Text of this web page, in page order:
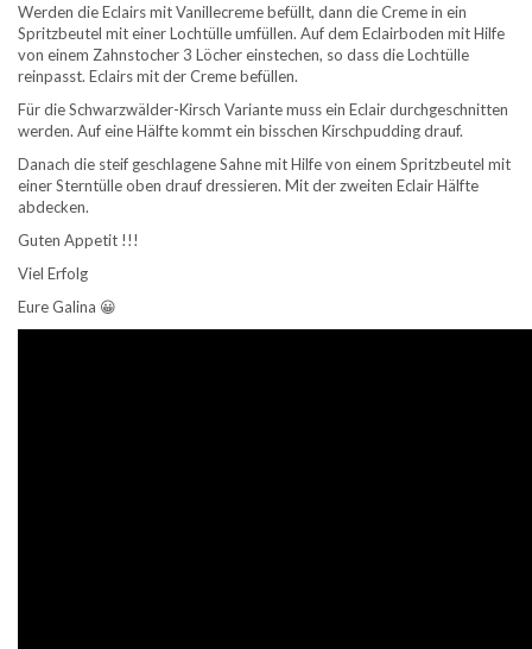
Werden die Eclairs mit Vanillecreme befüllt, dann die Creme in ein
Spritzbeutel mit einer Lochtülle umfüllen. Auf dem Eclairboden mit Hilfe
von einem Zahnstocher 3 Löcher einstechen, so dass die Lochtülle
reinpasst. Eclairs mit der Creme befüllen.
Für die Schwarzwälder-Kirsch Variante muss ein Eclair durchgeschnitten
werden. Auf eine Hälfte kommt ein bisschen Kirschpudding drauf.
Danach die steif geschlagene Sahne mit Hilfe von einem Spritzbeutel mit
einer Sterntülle oben drauf dressieren. Mit der zweiten Eclair Hälfte
abdecken.
Guten Appetit !!!
Viel Erfolg
Eure Galina 😀